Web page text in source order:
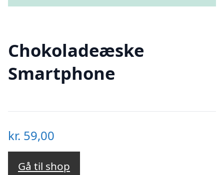
Chokoladeæske
Smartphone
kr. 59,00
Gå til shop